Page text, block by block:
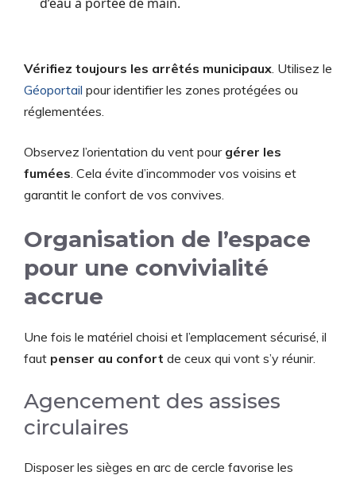
Vérifiez toujours les arrêtés municipaux . Utilisez le
Géoportail pour identifier les zones protégées ou
réglementées.
Observez l’orientation du vent pour gérer les
fumées . Cela évite d’incommoder vos voisins et
garantit le confort de vos convives.
Organisation de l’espace
pour une convivialité
accrue
Une fois le matériel choisi et l’emplacement sécurisé, il
faut penser au confort de ceux qui vont s’y réunir.
Agencement des assises
circulaires
Disposer les sièges en arc de cercle favorise les